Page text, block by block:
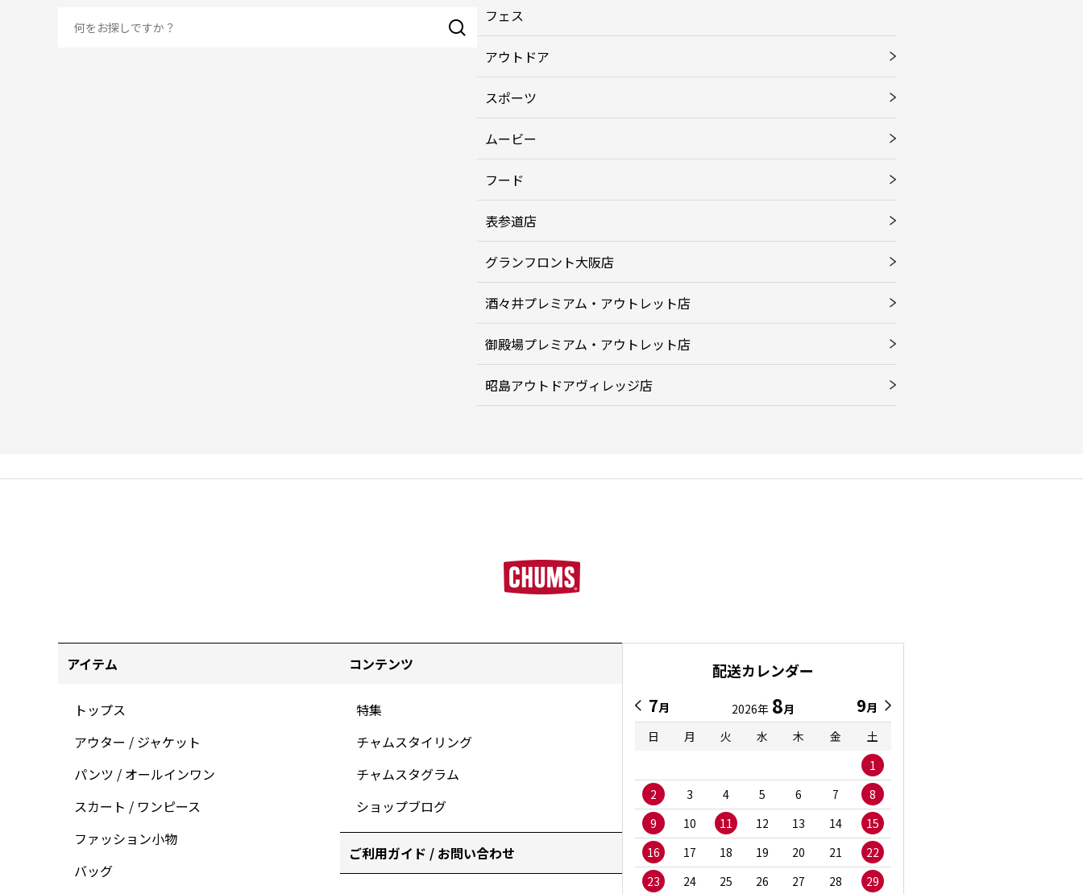
フェス
アウトドア
スポーツ
ムービー
フード
表参道店
グランフロント大阪店
酒々井プレミアム・アウトレット店
御殿場プレミアム・アウトレット店
昭島アウトドアヴィレッジ店
アイテム
トップス
アウター / ジャケット
パンツ / オールインワン
スカート / ワンピース
ファッション小物
バッグ
コンテンツ
特集
チャムスタイリング
チャムスタグラム
ショップブログ
ご利用ガイド / お問い合わせ
配送カレンダー
7月 2026年 8月 9月
日
月 火 水 木 金
土
1
2
3 4 5 6 7
8
9
10 11 12 13 14
15
16
17 18 19 20 21
22
23
24 25 26 27 28 29